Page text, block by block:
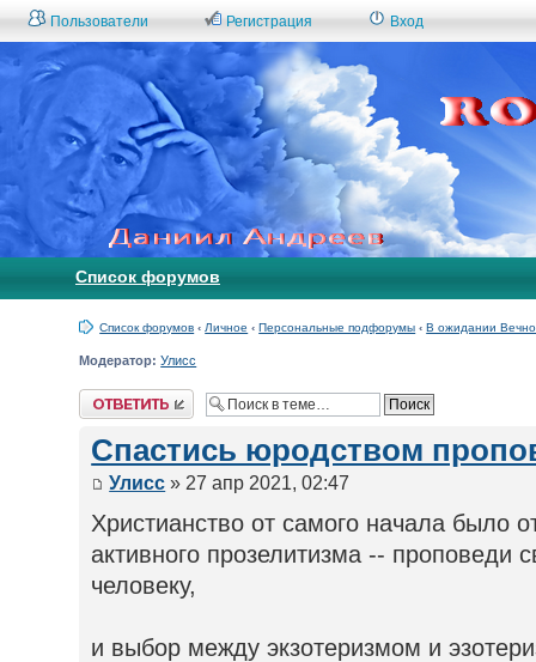
Пользователи Регистрация Вход
Список форумов
Список форумов ‹ Личное ‹ Персональные подфорумы ‹ В ожидании
Модератор: Улисс
Ответить
Спастись юродством
Улисс » 27 апр 2021, 02:47
Христианство от самого начала было
активного прозелитизма -- проповеди
человеку,
и выбор между экзотеризмом и